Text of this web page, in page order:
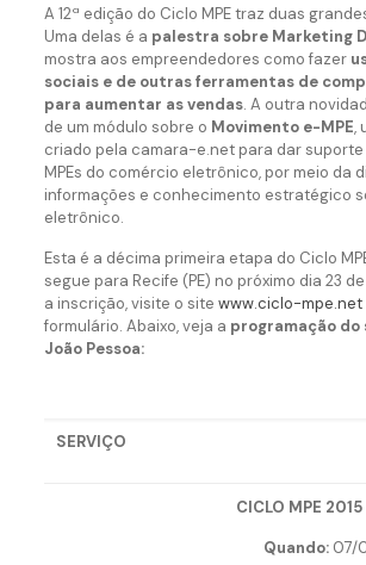
A 12ª edição do Ciclo MPE traz duas
Uma delas é a palestra sobre Marketing
mostra aos empreendedores como fazer
sociais e de outras ferramentas de
para aumentar as vendas. A outra
de um módulo sobre o Movimento e-MPE,
criado pela camara-e.net para dar
MPEs do comércio eletrônico, por meio da
informações e conhecimento estratégico
eletrônico.
Esta é a décima primeira etapa do Ciclo
segue para Recife (PE) no próximo dia 23
a inscrição, visite o site www.ciclo-mpe.net
formulário. Abaixo, veja a programação do
João Pessoa:
SERVIÇO
CICLO MPE
Quando:07/